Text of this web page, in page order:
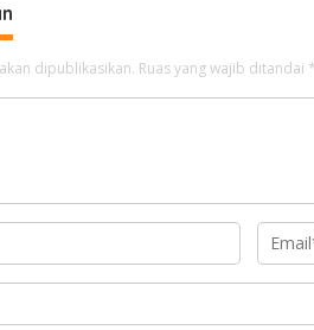
dipublikasikan. Ruas yang wajib ditandai *